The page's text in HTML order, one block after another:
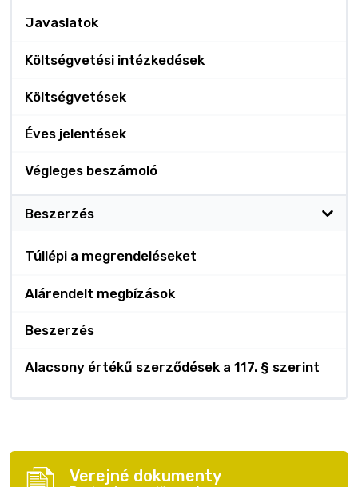
Javaslatok
Költségvetési intézkedések
Költségvetések
Éves jelentések
Végleges beszámoló
Beszerzés
Túllépi a megrendeléseket
Alárendelt megbízások
Beszerzés
Alacsony értékű szerződések a 117. § szerint
Verejné dokumenty